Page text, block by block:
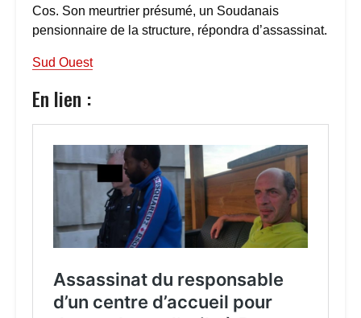
Cos. Son meurtrier présumé, un Soudanais
pensionnaire de la structure, répondra d’assassinat.
Sud Ouest
En lien :